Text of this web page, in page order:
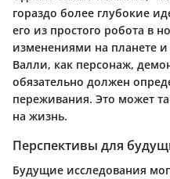
гораздо более глубокие
его из простого робота в
изменениями на планете
Валли, как персонаж,
обязательно должен
переживания. Это может
на жизнь.
Перспективы для
Будущие исследования